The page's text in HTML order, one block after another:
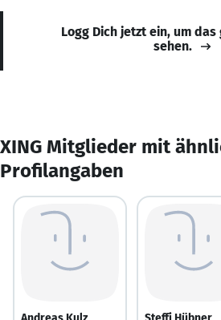
Logg Dich jetzt ein, um
sehen.
XING Mitglieder mit
Profilangaben